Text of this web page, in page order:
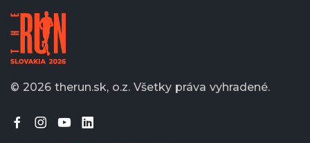
© 2026 therun.sk, o.z. Všetky práva vyhradené.